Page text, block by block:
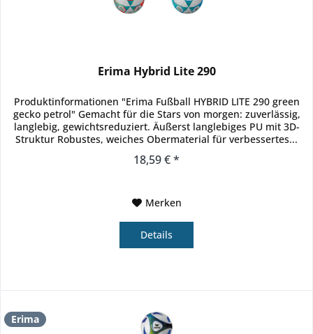
Erima Hybrid Lite 290
Produktinformationen "Erima Fußball HYBRID LITE 290 green
gecko petrol" Gemacht für die Stars von morgen: zuverlässig,
langlebig, gewichtsreduziert. Äußerst langlebiges PU mit 3D-
Struktur Robustes, weiches Obermaterial für verbessertes...
18,59 € *
Merken
Details
Erima